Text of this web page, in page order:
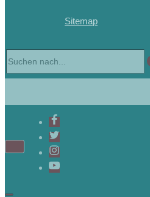
Sitemap